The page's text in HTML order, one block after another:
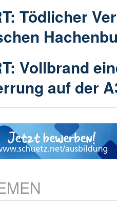
Tödlicher
Vollbrand
auf der